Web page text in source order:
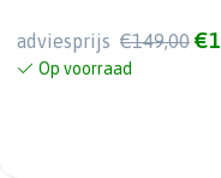
adviesprijs €149,00
Op voorraad